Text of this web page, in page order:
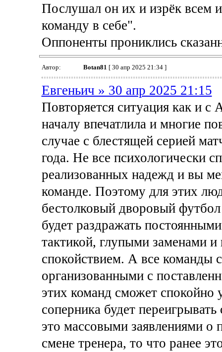
Послушал он их и изрёк всем
команду в себе".
Оппоненты прониклись
Автор: Botan81 [ 30 апр 2025 21:34 ]
Евгеньич » 30 апр 2025 21:15
Повторяется ситуация как и
началу впечатлила и многие
случае с блестящей серией
года. Не все психологически
реализованных надежд и вы
команде. Поэтому для этих
бестолковый дворовый
будет раздражать
тактикой, глупыми заменами
спокойствием. А все команды
организованными с
этих команд сможет спокойно
соперника будет
это массовыми заявлениями о
смене тренера, то что ранее